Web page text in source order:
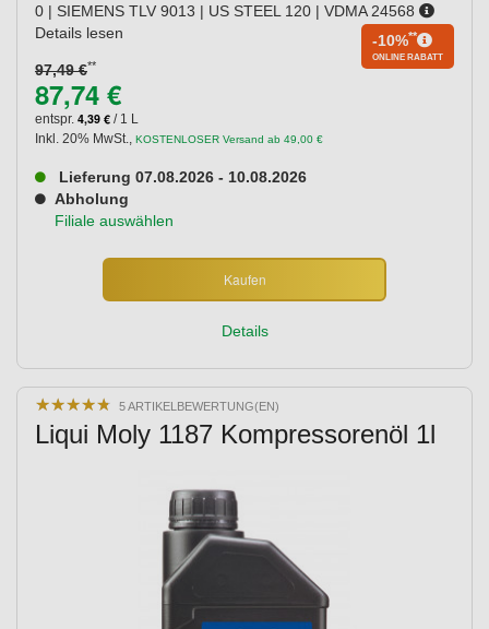
0 | SIEMENS TLV 9013 | US STEEL 120 | VDMA 24568
Details lesen
97,49 €**
-10%**
ONLINE RABATT
87,74 €
entspr. 4,39 € / 1 L
Inkl. 20% MwSt., KOSTENLOSER Versand ab 49,00 €
Lieferung 07.08.2026 - 10.08.2026
Abholung
Filiale auswählen
Kaufen
Details
★★★★★
★★★★★ 5 ARTIKELBEWERTUNG(EN)
Liqui Moly 1187 Kompressorenöl 1l